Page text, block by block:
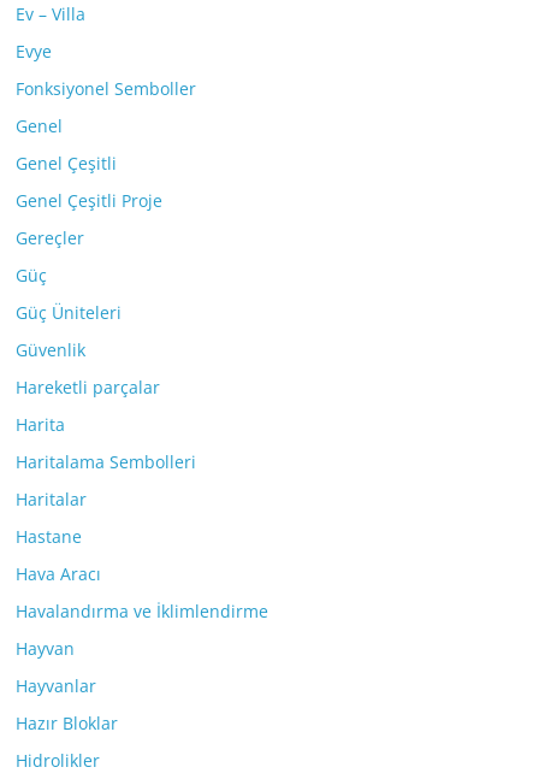
Ev – Villa
Evye
Fonksiyonel Semboller
Genel
Genel Çeşitli
Genel Çeşitli Proje
Gereçler
Güç
Güç Üniteleri
Güvenlik
Hareketli parçalar
Harita
Haritalama Sembolleri
Haritalar
Hastane
Hava Aracı
Havalandırma ve İklimlendirme
Hayvan
Hayvanlar
Hazır Bloklar
Hidrolikler